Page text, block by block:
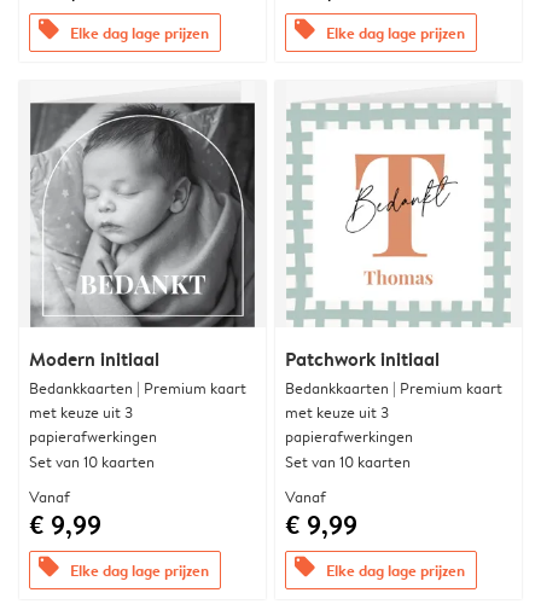
offers Elke dag lage prijzen offers Elke dag lage prijzen
Modern initiaal
Bedankkaarten | Premium kaart
met keuze uit 3
papierafwerkingen
Set van 10 kaarten
Vanaf
€ 9,99
offers Elke dag lage prijzen
Patchwork initiaal
Bedankkaarten | Premium kaart
met keuze uit 3
papierafwerkingen
Set van 10 kaarten
Vanaf
€ 9,99
offers Elke dag lage prijzen